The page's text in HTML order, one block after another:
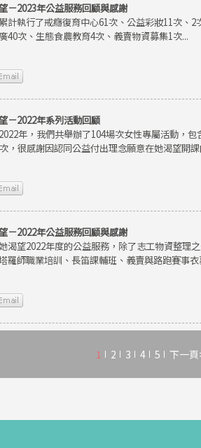
－2023年公益服務回顧與感謝
計執行了戒癮復育中心61次、公益彩妝11次、
40次、生態食農教育4次、義賣物資募集1次...
－2022年系列活動回顧
年，我們共舉辦了104場次女性專屬活動，
，很感謝因認同公益付出理念願意在她渴望開
－2022年公益服務回顧與感謝
渴望2022年度的公益服務，除了志工物資整理
羅師職業培訓、長笛課輔班、義賣與路跑賽事
1 2 3 4 5 下一頁